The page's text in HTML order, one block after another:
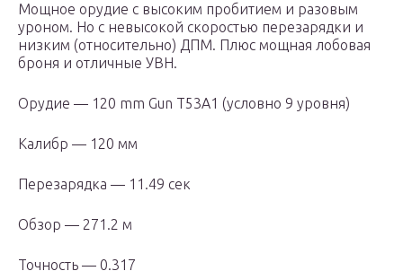
Мощное орудие с высоким пробитием и разовым
уроном. Но с невысокой скоростью перезарядки и
низким (относительно) ДПМ. Плюс мощная лобовая
броня и отличные УВН.
Орудие — 120 mm Gun T53A1 (условно 9 уровня)
Калибр — 120 мм
Перезарядка — 11.49 сек
Обзор — 271.2 м
Точность — 0.317